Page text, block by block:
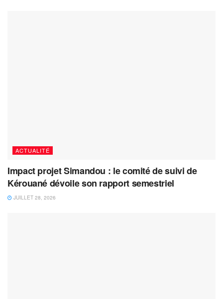
ACTUALITÉ
Impact projet Simandou : le comité de suivi de
Kérouané dévoile son rapport semestriel
JUILLET 28, 2026